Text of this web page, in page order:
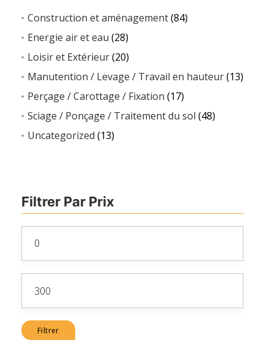
Construction et aménagement(84)
Energie air et eau (28)
Loisir et Extérieur(20)
Manutention / Levage / Travail en hauteur(13)
Perçage / Carottage / Fixation (17)
Sciage / Ponçage / Traitement du sol (48)
Uncategorized (13)
Filtrer Par Prix
min
max
Filtrer